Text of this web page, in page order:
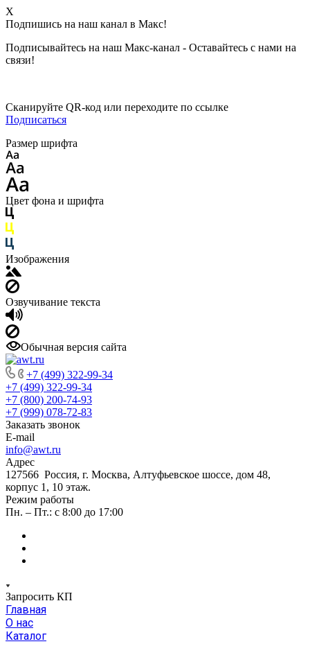
X
Подпишись на наш канал в Макс!
Подписывайтесь на наш Макс-канал - Оставайтесь с нами на
связи!
Сканируйте QR-код или переходите по ссылке
Подписаться
Размер шрифта
Цвет фона и шрифта
Изображения
Озвучивание текста
Обычная версия сайта
+7 (499) 322-99-34
+7 (499) 322-99-34
+7 (800) 200-74-93
+7 (999) 078-72-83
Заказать звонок
E-mail
info@awt.ru
Адрес
127566 Россия, г. Москва, Алтуфьевское шоссе, дом 48,
корпус 1, 10 этаж.
Режим работы
Пн. – Пт.: с 8:00 до 17:00
Запросить КП
Главная
О нас
Каталог